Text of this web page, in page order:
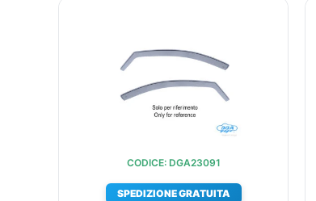
CODICE: DGA23091
SPEDIZIONE GRATUITA
€73,81.